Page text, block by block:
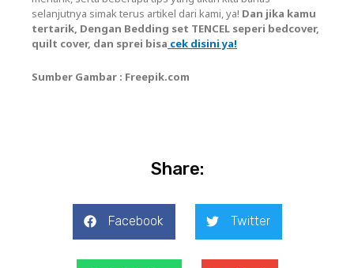
selanjutnya simak terus artikel dari kami, ya! Dan jika kamu
tertarik, Dengan Bedding set TENCEL seperi bedcover,
quilt cover, dan sprei bisa cek disini ya!
Sumber Gambar : Freepik.com
Share:
Facebook Twitter